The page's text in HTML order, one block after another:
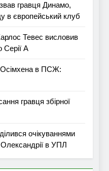
гравця Динамо,
в європейський клуб
Тевес висловив
Серії А
Осімхена в ПСЖ:
гравця збірної
очікуваннями
в УПЛ